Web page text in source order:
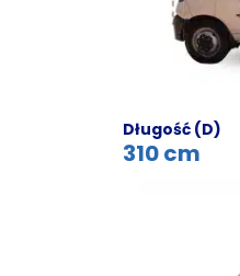
Długość (D)
310 cm